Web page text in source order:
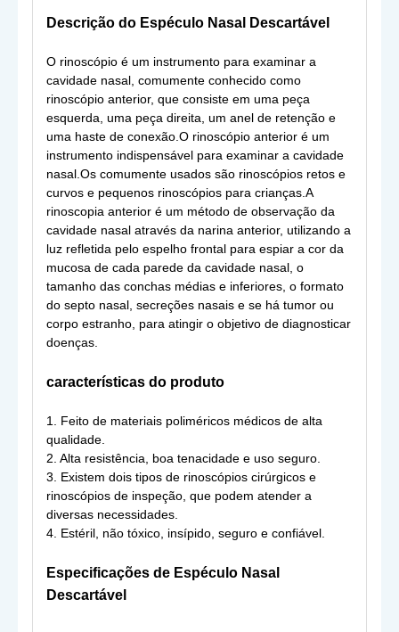
Descrição do Espéculo Nasal Descartável
O rinoscópio é um instrumento para examinar a
cavidade nasal, comumente conhecido como
rinoscópio anterior, que consiste em uma peça
esquerda, uma peça direita, um anel de retenção e
uma haste de conexão.O rinoscópio anterior é um
instrumento indispensável para examinar a cavidade
nasal.Os comumente usados ​​são rinoscópios retos e
curvos e pequenos rinoscópios para crianças.A
rinoscopia anterior é um método de observação da
cavidade nasal através da narina anterior, utilizando a
luz refletida pelo espelho frontal para espiar a cor da
mucosa de cada parede da cavidade nasal, o
tamanho das conchas médias e inferiores, o formato
do septo nasal, secreções nasais e se há tumor ou
corpo estranho, para atingir o objetivo de diagnosticar
doenças.
características do produto
1. Feito de materiais poliméricos médicos de alta
qualidade.
2. Alta resistência, boa tenacidade e uso seguro.
3. Existem dois tipos de rinoscópios cirúrgicos e
rinoscópios de inspeção, que podem atender a
diversas necessidades.
4. Estéril, não tóxico, insípido, seguro e confiável.
Especificações de Espéculo Nasal
Descartável